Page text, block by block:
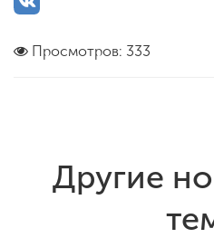
Просмотров: 333
Другие